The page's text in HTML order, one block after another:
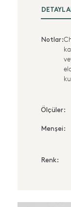
Notlar:
Ölçüler:
Menşei:
Renk: